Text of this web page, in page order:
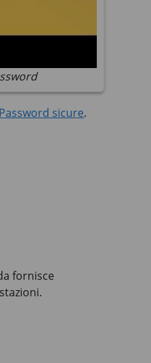
Password sicure.
fornisce